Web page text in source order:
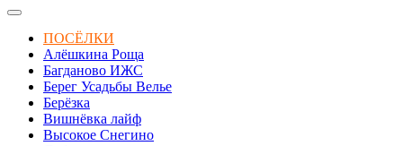
ПОСЁЛКИ
Алёшкина Роща
Багданово ИЖС
Берег Усадьбы Велье
Берёзка
Вишнёвка лайф
Высокое Снегино